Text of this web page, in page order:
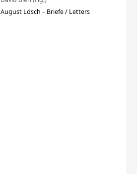
August Lösch – Briefe / Letters